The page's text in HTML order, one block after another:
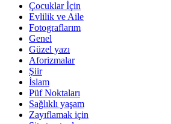
Çocuklar İçin
Evlilik ve Aile
Fotograflarım
Genel
Güzel yazı
Aforizmalar
Şiir
İslam
Püf Noktaları
Sağlıklı yaşam
Zayıflamak için